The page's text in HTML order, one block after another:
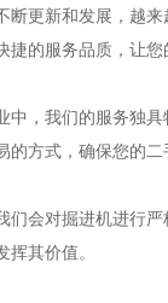
断更新和发展，越
捷的服务品质，让您
中，我们的服务独
的方式，确保您的二
们会对掘进机进行
挥其价值。